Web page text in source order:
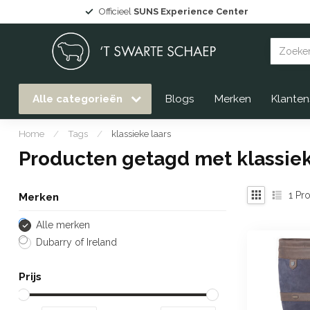
Officieel SUNS Experience Center
Alle categorieën Blogs Merken
Home / Tags / klassieke laars
Producten getagd met
Merken
Alle merken
Dubarry of Ireland
Prijs
1